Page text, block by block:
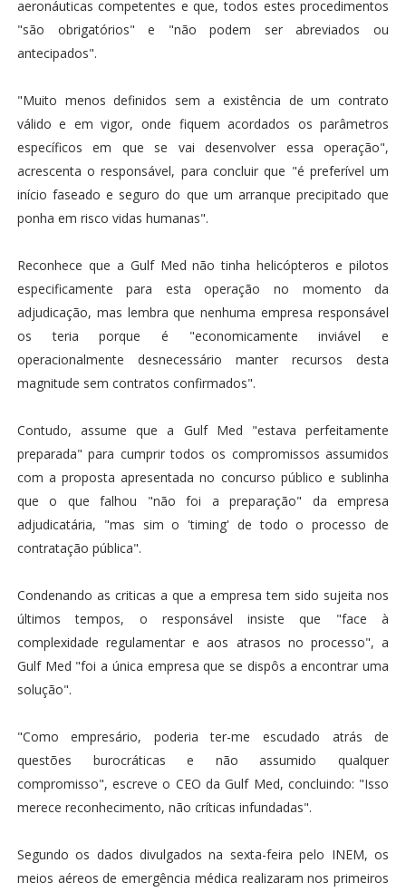
aeronáuticas competentes e que, todos estes procedimentos
"são obrigatórios" e "não podem ser abreviados ou
antecipados".
"Muito menos definidos sem a existência de um contrato
válido e em vigor, onde fiquem acordados os parâmetros
específicos em que se vai desenvolver essa operação",
acrescenta o responsável, para concluir que "é preferível um
início faseado e seguro do que um arranque precipitado que
ponha em risco vidas humanas".
Reconhece que a Gulf Med não tinha helicópteros e pilotos
especificamente para esta operação no momento da
adjudicação, mas lembra que nenhuma empresa responsável
os teria porque é "economicamente inviável e
operacionalmente desnecessário manter recursos desta
magnitude sem contratos confirmados".
Contudo, assume que a Gulf Med "estava perfeitamente
preparada" para cumprir todos os compromissos assumidos
com a proposta apresentada no concurso público e sublinha
que o que falhou "não foi a preparação" da empresa
adjudicatária, "mas sim o 'timing' de todo o processo de
contratação pública".
Condenando as criticas a que a empresa tem sido sujeita nos
últimos tempos, o responsável insiste que "face à
complexidade regulamentar e aos atrasos no processo", a
Gulf Med "foi a única empresa que se dispôs a encontrar uma
solução".
"Como empresário, poderia ter-me escudado atrás de
questões burocráticas e não assumido qualquer
compromisso", escreve o CEO da Gulf Med, concluindo: "Isso
merece reconhecimento, não críticas infundadas".
Segundo os dados divulgados na sexta-feira pelo INEM, os
meios aéreos de emergência médica realizaram nos primeiros